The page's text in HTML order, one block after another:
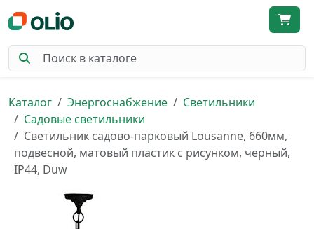
Каталог Энергоснабжение
Светильники
Садовые светильники
Светильник садово-парковый Lousanne, 660мм,
подвесной, матовый пластик с рисунком, черный,
IP44, Duw